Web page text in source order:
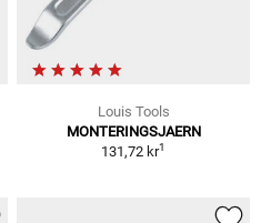
Louis Tools
MONTERINGSJAERN
131,72 kr1